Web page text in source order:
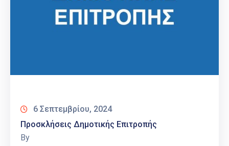
6 Σεπτεμβρίου, 2024
Προσκλήσεις Δημοτικής Επιτροπής
By